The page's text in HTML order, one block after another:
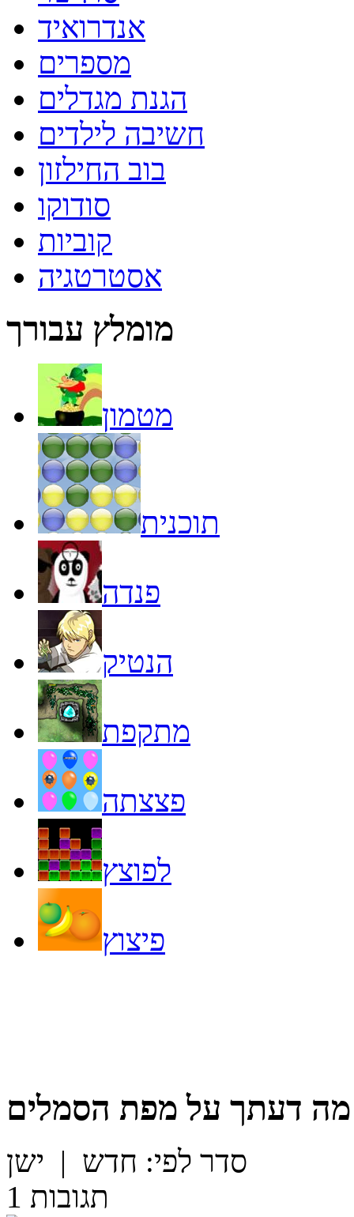
אנדרואיד
מספרים
הגנת מגדלים
חשיבה לילדים
בוב החילזון
סודוקו
קוביות
אסטרטגיה
מומלץ עבורך
מטמון
תוכנית
פנדה
הנטיק
מתקפת
פצצתה
לפוצץ
פיצוץ
מה דעתך על מפת הסמלים
סדר לפי: חדש | ישן
1 תגובות